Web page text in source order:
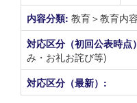
内容分類: 教育＞教育内
対応区分（初回公表時
み・お礼お詫び等)
対応区分（最新）: